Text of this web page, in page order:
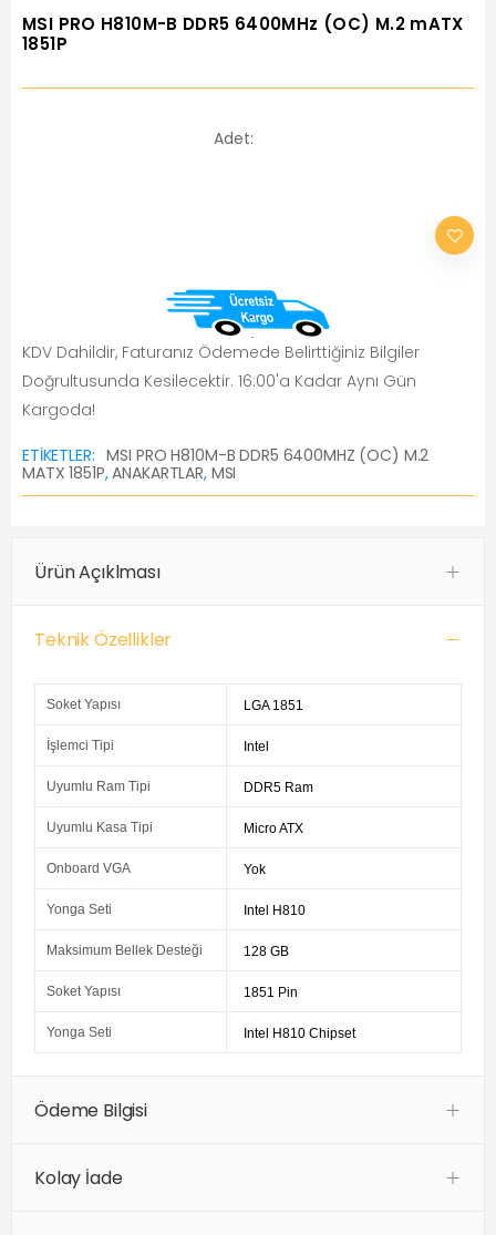
MSI PRO H810M-B DDR5 6400MHz (OC) M.2 mATX
1851P
Adet:
KDV Dahildir, Faturanız Ödemede Belirttiğiniz Bilgiler
Doğrultusunda Kesilecektir. 16:00'a Kadar Aynı Gün
Kargoda!
ETIKETLER: MSI PRO H810M-B DDR5 6400MHZ (OC) M.2
MATX 1851P,ANAKARTLAR, MSI
Ürün Açıklması
Teknik Özellikler
Soket Yapısı LGA 1851
İşlemci Tipi Intel
Uyumlu Ram Tipi DDR5 Ram
Uyumlu Kasa Tipi Micro ATX
Onboard VGA Yok
Yonga Seti Intel H810
Maksimum Bellek Desteği 128 GB
Soket Yapısı 1851 Pin
Yonga Seti Intel H810 Chipset
Ödeme Bilgisi
Kolay İade